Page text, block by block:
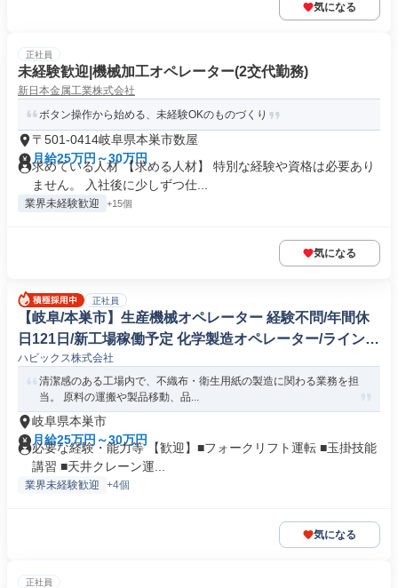
気になる
正社員
未経験歓迎|機械加工オペレーター(2交代勤務)
新日本金属工業株式会社
ボタン操作から始める、未経験OKのものづくり
〒501-0414岐阜県本巣市数屋
月給25万円～30万円
求めている人材 【求める人材】 特別な経験や資格は必要あり
ません。 入社後に少しずつ仕...
業界未経験歓迎 +15個
気になる
正社員
【岐阜/本巣市】生産機械オペレーター 経験不問/年間休
日121日/新工場稼働予定 化学製造オペレーター/ラインマ
ネージャー
ハビックス株式会社
清潔感のある工場内で、不織布・衛生用紙の製造に関わる業務を担
当。 原料の運搬や製品移動、品...
岐阜県本巣市
月給25万円～30万円
必要な経験・能力等 【歓迎】■フォークリフト運転 ■玉掛技能
講習 ■天井クレーン運...
業界未経験歓迎 +4個
気になる
正社員